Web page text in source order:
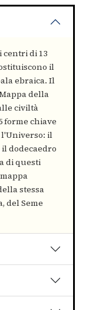
di 13
il
ebraica. Il
della
civiltà
forme chiave
l'Universo: il
dodecaedro
di questi
stessa
del Seme